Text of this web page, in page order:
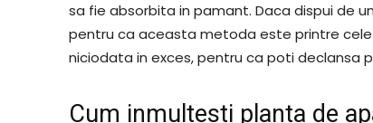
sa fie absorbita in pamant. Daca dispui de
pentru ca aceasta metoda este printre
niciodata in exces, pentru ca poti declansa
Cum inmultesti planta de